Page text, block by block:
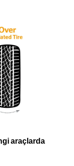
araçlarda